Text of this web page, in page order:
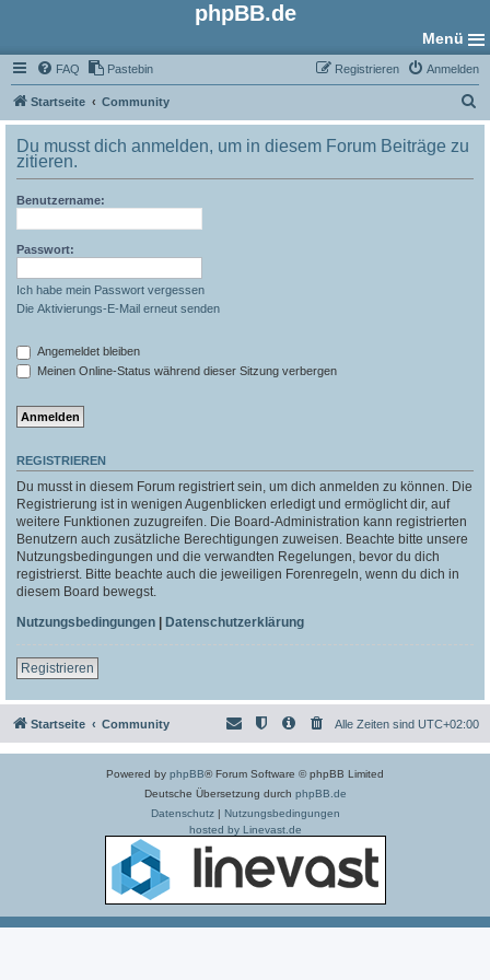
phpBB.de
Menü
FAQ Pastebin Anmelden
Registrieren
Startseite Community
u
Du musst dich anmelden, um in diesem Forum Beiträge zu
zitieren.
Benutzername:
Passwort:
Ich habe mein Passwort vergessen
Die Aktivierungs-E-Mail erneut senden
Angemeldet bleiben
Meinen Online-Status während dieser Sitzung verbergen
REGISTRIEREN
Du musst in diesem Forum registriert sein, um dich anmelden zu können. Die
Registrierung ist in wenigen Augenblicken erledigt und ermöglicht dir, auf
weitere Funktionen zuzugreifen. Die Board-Administration kann registrierten
Benutzern auch zusätzliche Berechtigungen zuweisen. Beachte bitte unsere
Nutzungsbedingungen und die verwandten Regelungen, bevor du dich
registrierst. Bitte beachte auch die jeweiligen Forenregeln, wenn du dich in
diesem Board bewegst.
Nutzungsbedingungen | Datenschutzerklärung
Registrieren
Startseite Community Alle Zeiten sind UTC+02:00
Powered by phpBB® Forum Software © phpBB Limited
Deutsche Übersetzung durch phpBB.de
Datenschutz| Nutzungsbedingungen
hosted by Linevast.de